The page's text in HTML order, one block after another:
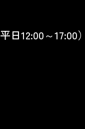
12:00～17:00）